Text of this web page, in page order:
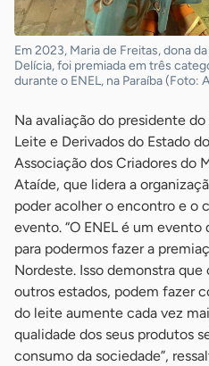
Em 2023, Maria de Freitas, dona
Delícia, foi premiada em três
durante o ENEL, na Paraíba (Foto:
Na avaliação do presidente
Leite e Derivados do Estado
Associação dos Criadores do
Ataíde, que lidera a
poder acolher o encontro e o
evento. “O ENEL é um evento
para podermos fazer a
Nordeste. Isso demonstra
outros estados, podem fazer
do leite aumente cada vez
qualidade dos seus produtos
consumo da sociedade”,